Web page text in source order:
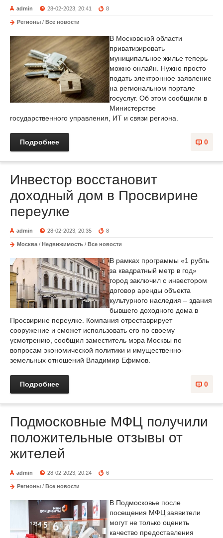
admin 28-02-2023, 20:41 8
Регионы / Все новости
В Московской области
приватизировать
муниципальное жилье теперь
можно онлайн. Нужно просто
подать электронное заявление
на региональном портале
госуслуг. Об этом сообщили в
Министерстве
государственного управления, ИТ и связи региона.
0
Подробнее
Инвестор восстановит
доходный дом в Просвирине
переулке
admin 28-02-2023, 20:35 8
Москва / Недвижимость / Все новости
В рамках программы «1 рубль
за квадратный метр в год»
город заключил с инвестором
договор аренды объекта
культурного наследия – здания
бывшего доходного дома в
Просвирине переулке. Компания отреставрирует
сооружение и сможет использовать его по своему
усмотрению, сообщил заместитель мэра Москвы по
вопросам экономической политики и имущественно-
земельных отношений Владимир Ефимов.
0
Подробнее
Подмосковные МФЦ получили
положительные отзывы от
жителей
admin 28-02-2023, 20:24 6
Регионы / Все новости
В Подмосковье после
посещения МФЦ заявители
могут не только оценить
качество предоставления